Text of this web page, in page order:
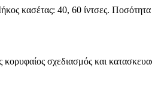
κασέτας: 40, 60 ίντσες.
σχεδιασμός και